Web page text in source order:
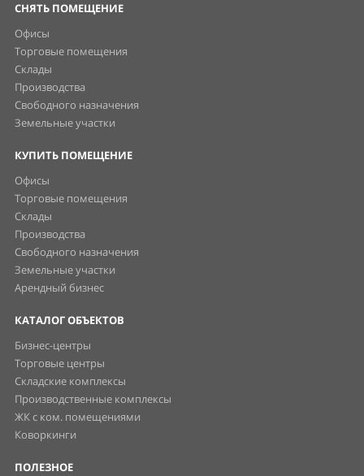
СНЯТЬ ПОМЕЩЕНИЕ
Офисы
Торговые помещения
Склады
Производства
Свободного назначения
Земельные участки
КУПИТЬ ПОМЕЩЕНИЕ
Офисы
Торговые помещения
Склады
Производства
Свободного назначения
Земельные участки
Арендный бизнес
КАТАЛОГ ОБЪЕКТОВ
Бизнес-центры
Торговые центры
Складские комплексы
Производственные комплексы
ЖК с ком. помещениями
Коворкинги
ПОЛЕЗНОЕ